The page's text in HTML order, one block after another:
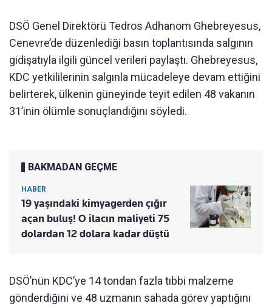
DSÖ Genel Direktörü Tedros Adhanom Ghebreyesus,
Cenevre’de düzenlediği basın toplantısında salgının
gidişatıyla ilgili güncel verileri paylaştı. Ghebreyesus,
KDC yetkililerinin salgınla mücadeleye devam ettiğini
belirterek, ülkenin güneyinde teyit edilen 48 vakanın
31’inin ölümle sonuçlandığını söyledi.
BAKMADAN GEÇME
HABER
19 yaşındaki kimyagerden çığır
açan buluş! O ilacın maliyeti 75
dolardan 12 dolara kadar düştü
DSÖ’nün KDC’ye 14 tondan fazla tıbbi malzeme
gönderdiğini ve 48 uzmanın sahada görev yaptığını